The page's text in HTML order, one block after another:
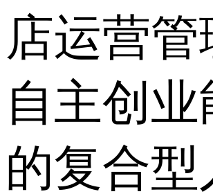
店运营管
自主创业
的复合型